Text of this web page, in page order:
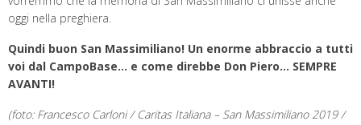
oggi nella preghiera.
Quindi buon San Massimiliano! Un enorme abbraccio a tutti
voi dal CampoBase… e come direbbe Don Piero… SEMPRE
AVANTI!
(foto: Francesco Carloni / Caritas Italiana – San Massimiliano 2019 /